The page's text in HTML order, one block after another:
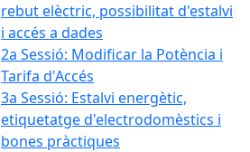
rebut elèctric, possibilitat d'estalvi
i accés a dades
2a Sessió: Modificar la Potència i
Tarifa d'Accés
3a Sessió: Estalvi energètic,
etiquetatge d'electrodomèstics i
bones pràctiques